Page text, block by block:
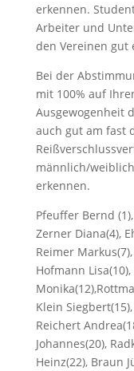
erkennen.
Arbeiter und
den Vereinen gut
Bei der
mit 100% auf
Ausgewogenheit
auch gut am fast
männlich/
erkennen.
Pfeuffer Bernd
Zerner Diana(4),
Reimer
Hofmann
Klein
Reichert
Johannes(20),
Heinz(22), Braun